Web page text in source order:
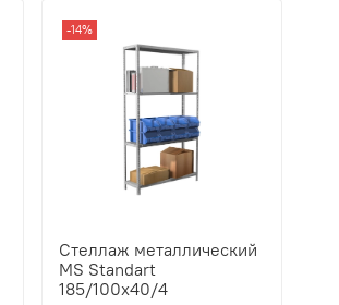
-14%
Стеллаж металлический
MS Standart
185/100x40/4